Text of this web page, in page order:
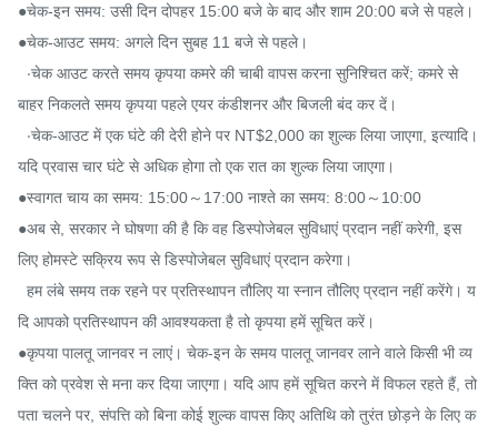
●चेक-इन समय: उसी दिन दोपहर 15:00 बजे के बाद और शाम 20:00 बजे से पहले।
●चेक-आउट समय: अगले दिन सुबह 11 बजे से पहले।
बाहर निकलते समय कृपया पहले एयर कंडीशनर और बिजली बंद कर दें।
यदि प्रवास चार घंटे से अधिक होगा तो एक रात का शुल्क लिया जाएगा।
●स्वागत चाय का समय: 15:00～17:00 नाश्ते का समय: 8:00～10:00
●अब से, सरकार ने घोषणा की है कि वह डिस्पोजेबल सुविधाएं प्रदान नहीं करेगी, इस
लिए होमस्टे सक्रिय रूप से डिस्पोजेबल सुविधाएं प्रदान करेगा।
दि आपको प्रतिस्थापन की आवश्यकता है तो कृपया हमें सूचित करें।
●कृपया पालतू जानवर न लाएं। चेक-इन के समय पालतू जानवर लाने वाले किसी भी व्य
क्ति को प्रवेश से मना कर दिया जाएगा। यदि आप हमें सूचित करने में विफल रहते हैं, तो
पता चलने पर, संपत्ति को बिना कोई शुल्क वापस किए अतिथि को तुरंत छोड़ने के लिए क